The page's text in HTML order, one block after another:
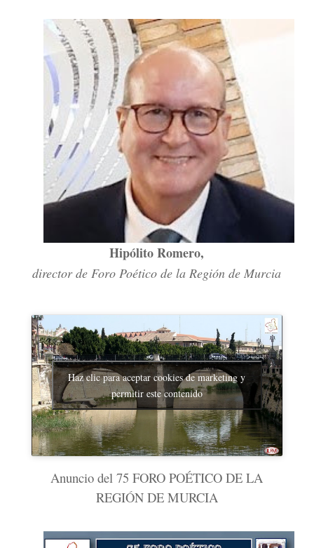
Hipólito Romero,
director de Foro Poético de la Región de Murcia
Haz clic para aceptar cookies de marketing y
permitir este contenido
Anuncio del 75 FORO POÉTICO DE LA
REGIÓN DE MURCIA